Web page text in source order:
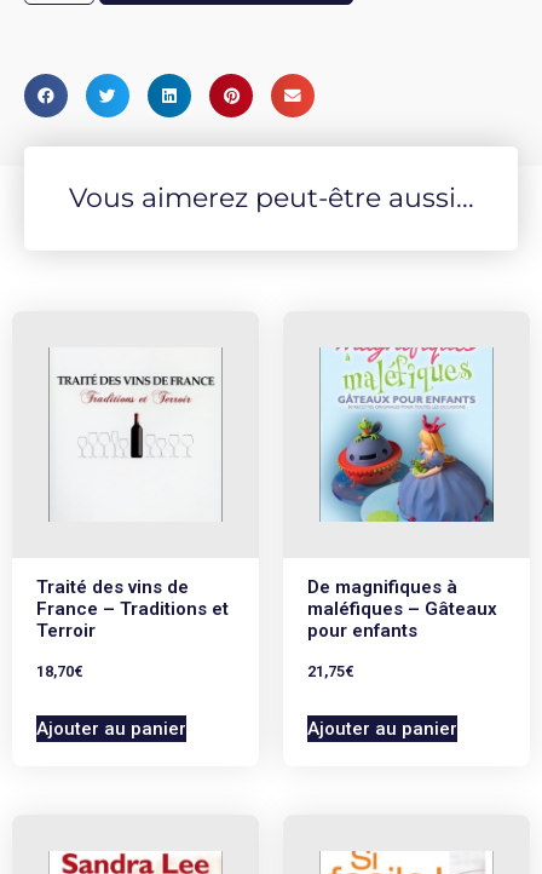
Vous aimerez peut-être aussi...
Traité des vins de
France – Traditions et
Terroir
18,70€
Ajouter au panier
De magnifiques à
maléfiques – Gâteaux
pour enfants
21,75€
Ajouter au panier